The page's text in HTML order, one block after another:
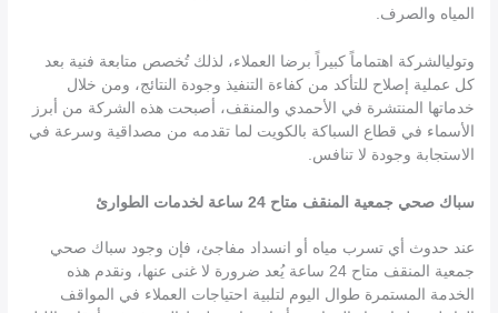
المياه والصرف.
وتوليالشركة اهتماماً كبيراً برضا العملاء، لذلك تُخصص متابعة فنية بعد
كل عملية إصلاح للتأكد من كفاءة التنفيذ وجودة النتائج، ومن خلال
خدماتها المنتشرة في الأحمدي والمنقف، أصبحت هذه الشركة من أبرز
الأسماء في قطاع السباكة بالكويت لما تقدمه من مصداقية وسرعة في
الاستجابة وجودة لا تنافس.
سباك صحي جمعية المنقف متاح 24 ساعة لخدمات الطوارئ
عند حدوث أي تسرب مياه أو انسداد مفاجئ، فإن وجود سباك صحي
جمعية المنقف متاح 24 ساعة يُعد ضرورة لا غنى عنها، ونقدم هذه
الخدمة المستمرة طوال اليوم لتلبية احتياجات العملاء في المواقف